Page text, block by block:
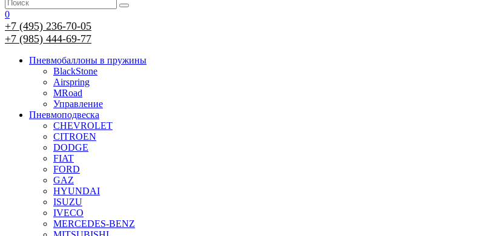
0
+7 (495) 236-70-05
+7 (985) 444-69-77
Пневмобаллоны в пружины
BlackStone
Airspring
MRoad
Управление
Пневмоподвеска
CHEVROLET
CITROEN
DODGE
FIAT
FORD
GAZ
HYUNDAI
ISUZU
IVECO
MERCEDES-BENZ